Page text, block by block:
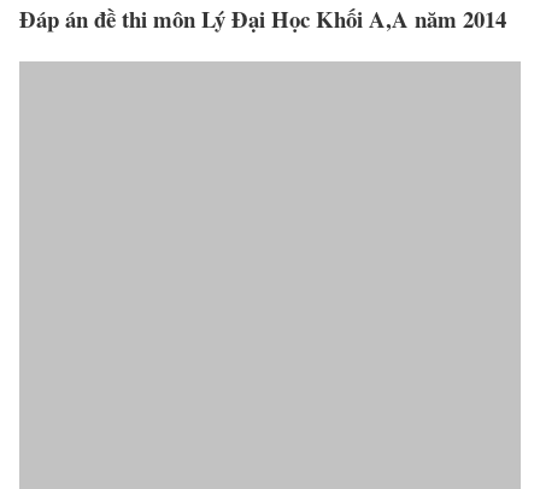
Đáp án đề thi môn Lý Đại Học Khối A,A năm 2014